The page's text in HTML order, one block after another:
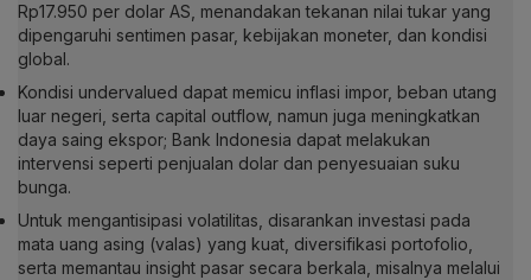
Rp17.950 per dolar AS, menandakan tekanan nilai tukar yang
dipengaruhi sentimen pasar, kebijakan moneter, dan kondisi
global.
Kondisi undervalued dapat memicu inflasi impor, beban utang
luar negeri, serta capital outflow, namun juga meningkatkan
daya saing ekspor; Bank Indonesia dapat melakukan
intervensi seperti penjualan dolar dan penyesuaian suku
bunga.
Untuk mengantisipasi volatilitas, disarankan investasi pada
mata uang asing (valas) yang kuat, diversifikasi portofolio,
serta memantau insight pasar secara berkala, misalnya melalui